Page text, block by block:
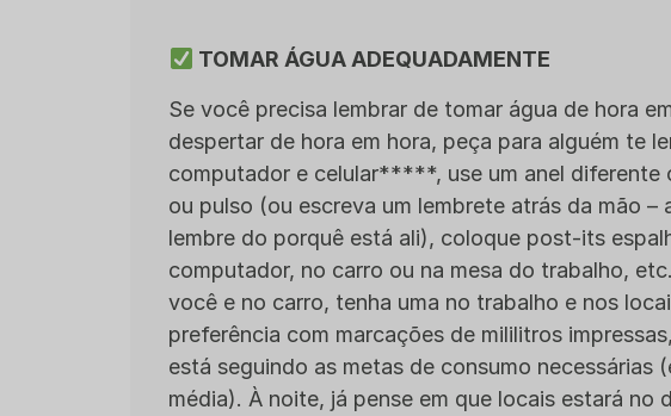
TOMAR ÁGUA ADEQUADAMENTE
Se você precisa lembrar de tomar água de hora
despertar de hora em hora, peça para alguém te
computador e celular*****, use um anel diferente
ou pulso (ou escreva um lembrete atrás da mão
lembre do porquê está ali), coloque post-its
computador, no carro ou na mesa do trabalho,
você e no carro, tenha uma no trabalho e nos
preferência com marcações de mililitros
está seguindo as metas de consumo necessárias
média). À noite, já pense em que locais estará no